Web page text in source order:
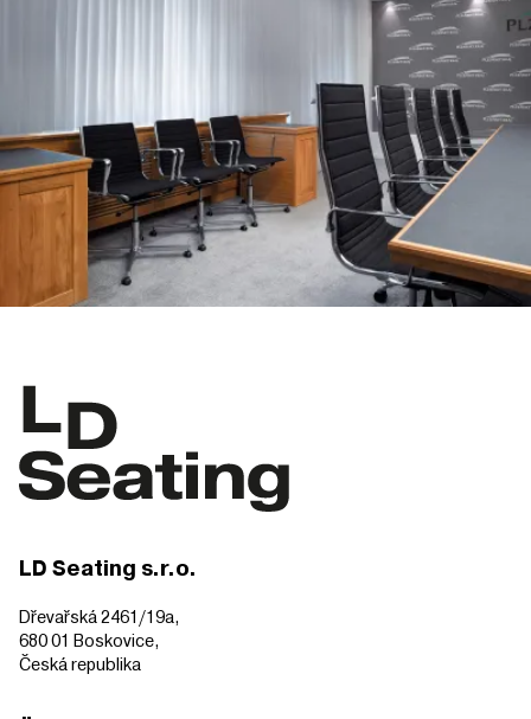
LD Seating s.r.o.
Dřevařská 2461/19a,
680 01 Boskovice,
Česká republika